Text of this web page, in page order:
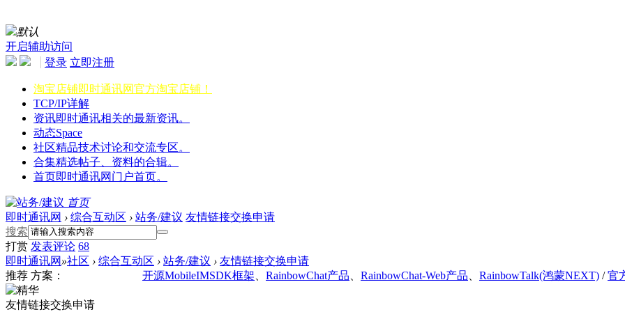
默认
开启辅助访问
登录 立即注册
淘宝店铺即时通讯网官方淘宝店铺！
TCP/IP详解
资讯即时通讯相关的最新资讯。
动态Space
社区精品技术讨论和交流专区。
合集精选帖子、资料的合辑。
首页即时通讯网门户首页。
首页
即时通讯网 › 综合互动区 › 站务/建议 友情链接交换申请
搜索
打赏 发表评论 68
即时通讯网 »社区 › 综合互动区 › 站务/建议 › 友情链接交换申请
推荐 方案： 开源MobileIMSDK框架 RainbowChat产品 RainbowChat-Web产品 RainbowTalk(鸿蒙NEXT) / 官
友情链接交换申请